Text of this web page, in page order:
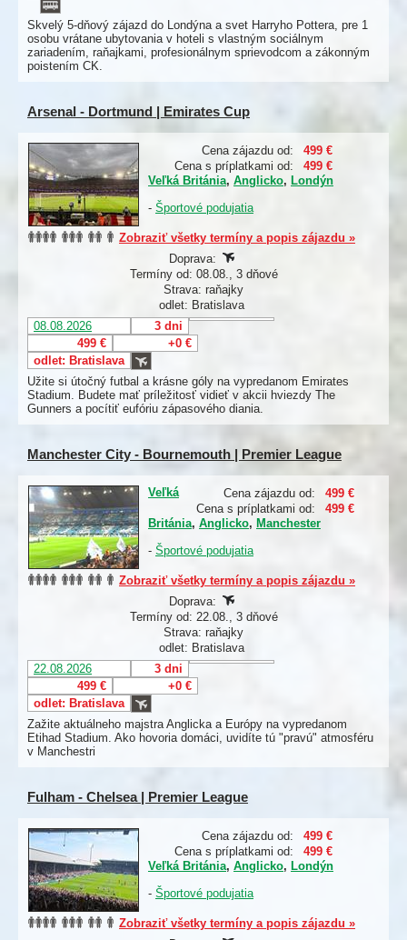
Skvelý 5-dňový zájazd do Londýna a svet Harryho Pottera, pre 1
osobu vrátane ubytovania v hoteli s vlastným sociálnym
zariadením, raňajkami, profesionálnym sprievodcom a zákonným
poistením CK.
Arsenal - Dortmund | Emirates Cup
Cena zájazdu od:
499 €
Cena s príplatkami od:
499 €
Veľká Británia, Anglicko, Londýn
- Športové podujatia
Zobraziť všetky termíny a popis zájazdu »
Doprava:
Termíny od: 08.08., 3 dňové
Strava: raňajky
odlet: Bratislava
08.08.2026
3 dni
499 €
+0 €
odlet: Bratislava
Užite si útočný futbal a krásne góly na vypredanom Emirates
Stadium. Budete mať príležitosť vidieť v akcii hviezdy The
Gunners a pocítiť eufóriu zápasového diania.
Manchester City - Bournemouth | Premier League
Cena zájazdu od:
499 €
Cena s príplatkami od:
499 €
Veľká
Británia, Anglicko, Manchester
- Športové podujatia
Zobraziť všetky termíny a popis zájazdu »
Doprava:
Termíny od: 22.08., 3 dňové
Strava: raňajky
odlet: Bratislava
22.08.2026
3 dni
499 €
+0 €
odlet: Bratislava
Zažite aktuálneho majstra Anglicka a Európy na vypredanom
Etihad Stadium. Ako hovoria domáci, uvidíte tú "pravú" atmosféru
v Manchestri
Fulham - Chelsea | Premier League
Cena zájazdu od:
499 €
Cena s príplatkami od:
499 €
Veľká Británia, Anglicko, Londýn
- Športové podujatia
Zobraziť všetky termíny a popis zájazdu »